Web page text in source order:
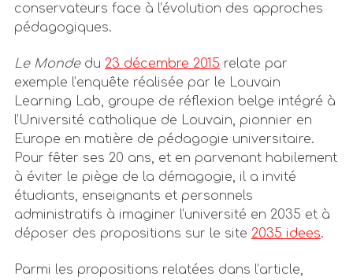
conservateurs face à l’évolution des approches
pédagogiques.
Le Mondedu 23 décembre 2015 relate par
exemple l’enquête réalisée par le Louvain
Learning Lab, groupe de réflexion belge intégré à
l’Université catholique de Louvain, pionnier en
Europe en matière de pédagogie universitaire.
Pour fêter ses 20 ans, et en parvenant habilement
à éviter le piège de la démagogie, il a invité
étudiants, enseignants et personnels
administratifs à imaginer l’université en 2035 et à
déposer des propositions sur le site 2035 idees.
Parmi les propositions relatées dans l’article,